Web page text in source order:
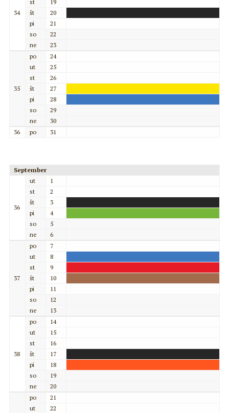
34
st
19
št
20
pi
21
so
22
ne
23
35
po
24
ut
25
st
26
št
27
pi
28
so
29
ne
30
36
po 31
September
36
ut
1
st
2
št
3
pi
4
so
5
ne
6
37
po
7
ut
8
st
9
št
10
pi
11
so
12
ne
13
38
po
14
ut
15
st
16
št
17
pi
18
so
19
ne
20
po
21
ut
22